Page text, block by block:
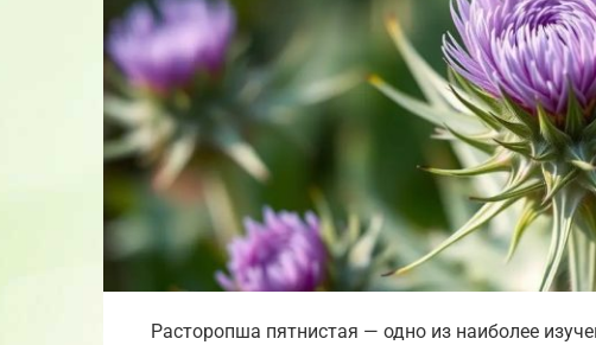
Расторопша пятнистая — одно из наиболее